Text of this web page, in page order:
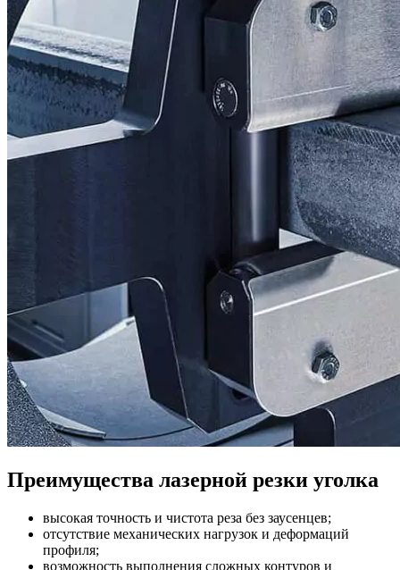
Преимущества лазерной резки уголка
высокая точность и чистота реза без заусенцев;
отсутствие механических нагрузок и деформаций
профиля;
возможность выполнения сложных контуров и